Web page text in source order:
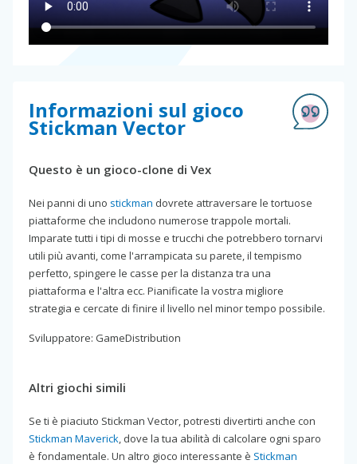
Informazioni sul gioco
Stickman Vector
Questo è un gioco-clone di Vex
Nei panni di uno stickman dovrete attraversare le tortuose
piattaforme che includono numerose trappole mortali.
Imparate tutti i tipi di mosse e trucchi che potrebbero tornarvi
utili più avanti, come l'arrampicata su parete, il tempismo
perfetto, spingere le casse per la distanza tra una
piattaforma e l'altra ecc. Pianificate la vostra migliore
strategia e cercate di finire il livello nel minor tempo possibile.
Sviluppatore: GameDistribution
Altri giochi simili
Se ti è piaciuto Stickman Vector, potresti divertirti anche con
Stickman Maverick, dove la tua abilità di calcolare ogni sparo
è fondamentale. Un altro gioco interessante è Stickman